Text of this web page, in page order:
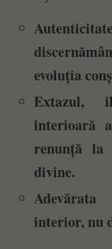
evoluția
Extazul,
interioară
renunță
divine.
interior, nu